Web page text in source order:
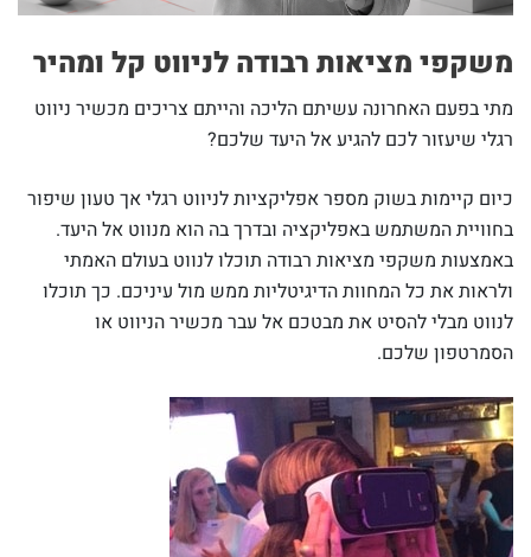
משקפי מציאות רבודה לניווט קל ומהיר
מתי בפעם האחרונה עשיתם הליכה והייתם צריכים מכשיר ניווט
רגלי שיעזור לכם להגיע אל היעד שלכם?
כיום קיימות בשוק מספר אפליקציות לניווט רגלי אך טעון שיפור
בחוויית המשתמש באפליקציה ובדרך בה הוא מנווט אל היעד.
באמצעות משקפי מציאות רבודה תוכלו לנווט בעולם האמתי
ולראות את כל המחוות הדיגיטליות ממש מול עיניכם. כך תוכלו
לנווט מבלי להסיט את מבטכם אל עבר מכשיר הניווט או
הסמרטפון שלכם.